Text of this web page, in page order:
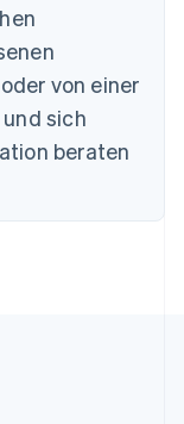
von einer
sich
beraten